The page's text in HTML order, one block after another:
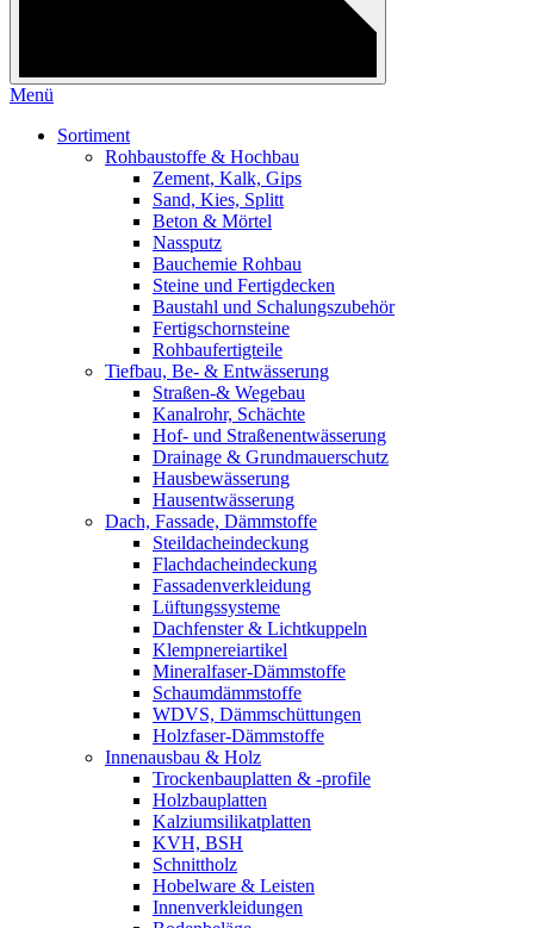
Menü
Sortiment
Rohbaustoffe & Hochbau
Zement, Kalk, Gips
Sand, Kies, Splitt
Beton & Mörtel
Nassputz
Bauchemie Rohbau
Steine und Fertigdecken
Baustahl und Schalungszubehör
Fertigschornsteine
Rohbaufertigteile
Tiefbau, Be- & Entwässerung
Straßen-& Wegebau
Kanalrohr, Schächte
Hof- und Straßenentwässerung
Drainage & Grundmauerschutz
Hausbewässerung
Hausentwässerung
Dach, Fassade, Dämmstoffe
Steildacheindeckung
Flachdacheindeckung
Fassadenverkleidung
Lüftungssysteme
Dachfenster & Lichtkuppeln
Klempnereiartikel
Mineralfaser-Dämmstoffe
Schaumdämmstoffe
WDVS, Dämmschüttungen
Holzfaser-Dämmstoffe
Innenausbau & Holz
Trockenbauplatten & -profile
Holzbauplatten
Kalziumsilikatplatten
KVH, BSH
Schnittholz
Hobelware & Leisten
Innenverkleidungen